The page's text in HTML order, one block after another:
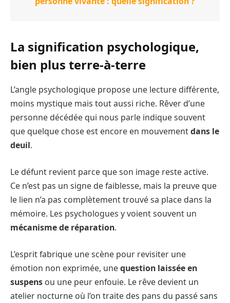
La signification psychologique,
bien plus terre-à-terre
L’angle psychologique propose une lecture différente,
moins mystique mais tout aussi riche. Rêver d’une
personne décédée qui nous parle indique souvent
que quelque chose est encore en mouvementdans le
deuil.
Le défunt revient parce que son image reste active.
Ce n’est pas un signe de faiblesse, mais la preuve que
le lien n’a pas complètement trouvé sa place dans la
mémoire. Les psychologues y voient souvent un
mécanisme de réparation.
L’esprit fabrique une scène pour revisiter une
émotion non exprimée, unequestion laissée en
suspens ou une peur enfouie. Le rêve devient un
atelier nocturne où l’on traite des pans du passé sans